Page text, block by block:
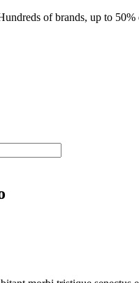
of brands, up to 50%